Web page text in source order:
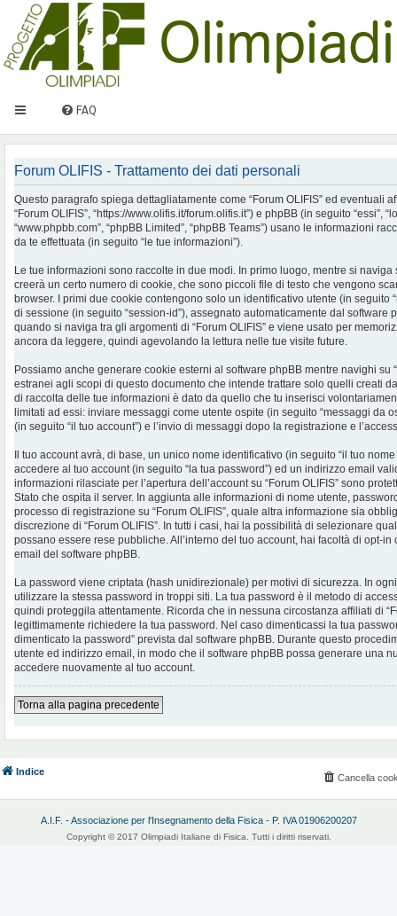
FAQ
Forum OLIFIS - Trattamento dei dati personali
Questo paragrafo spiega dettagliatamente come “Forum OLIFIS” ed eventuali
“Forum OLIFIS”, “https://www.olifis.it/forum.olifis.it”) e phpBB (in seguito “essi”,
“www.phpbb.com”, “phpBB Limited”, “phpBB Teams”) usano le informazioni
da te effettuata (in seguito “le tue informazioni”).
Le tue informazioni sono raccolte in due modi. In primo luogo, mentre si naviga
creerà un certo numero di cookie, che sono piccoli file di testo che vengono
browser. I primi due cookie contengono solo un identificativo utente (in seguito
di sessione (in seguito “session-id”), assegnato automaticamente dal software
quando si naviga tra gli argomenti di “Forum OLIFIS” e viene usato per
ancora da leggere, quindi agevolando la lettura nelle tue visite future.
Possiamo anche generare cookie esterni al software phpBB mentre navighi su
estranei agli scopi di questo documento che intende trattare solo quelli creati
di raccolta delle tue informazioni è dato da quello che tu inserisci
limitati ad essi: inviare messaggi come utente ospite (in seguito “messaggi da
(in seguito “il tuo account”) e l’invio di messaggi dopo la registrazione e
Il tuo account avrà, di base, un unico nome identificativo (in seguito “il tuo
accedere al tuo account (in seguito “la tua password”) ed un indirizzo email
informazioni rilasciate per l’apertura dell’account su “Forum OLIFIS” sono
Stato che ospita il server. In aggiunta alle informazioni di nome utente,
processo di registrazione su “Forum OLIFIS”, quale altra informazione sia
discrezione di “Forum OLIFIS”. In tutti i casi, hai la possibilità di selezionare
possano essere rese pubbliche. All’interno del tuo account, hai facoltà di opt-
email del software phpBB.
La password viene criptata (hash unidirezionale) per motivi di sicurezza. In
utilizzare la stessa password in troppi siti. La tua password è il metodo di
quindi proteggila attentamente. Ricorda che in nessuna circostanza affiliati di
legittimamente richiedere la tua password. Nel caso dimenticassi la tua
dimenticato la password” prevista dal software phpBB. Durante questo
utente ed indirizzo email, in modo che il software phpBB possa generare una
accedere nuovamente al tuo account.
Torna alla pagina precedente
Indice
Cancella
A.I.F. - Associazione per l'Insegnamento della Fisica - P. IVA 01906200207
Copyright © 2017 Olimpiadi Italiane di Fisica. Tutti i diritti riservati.